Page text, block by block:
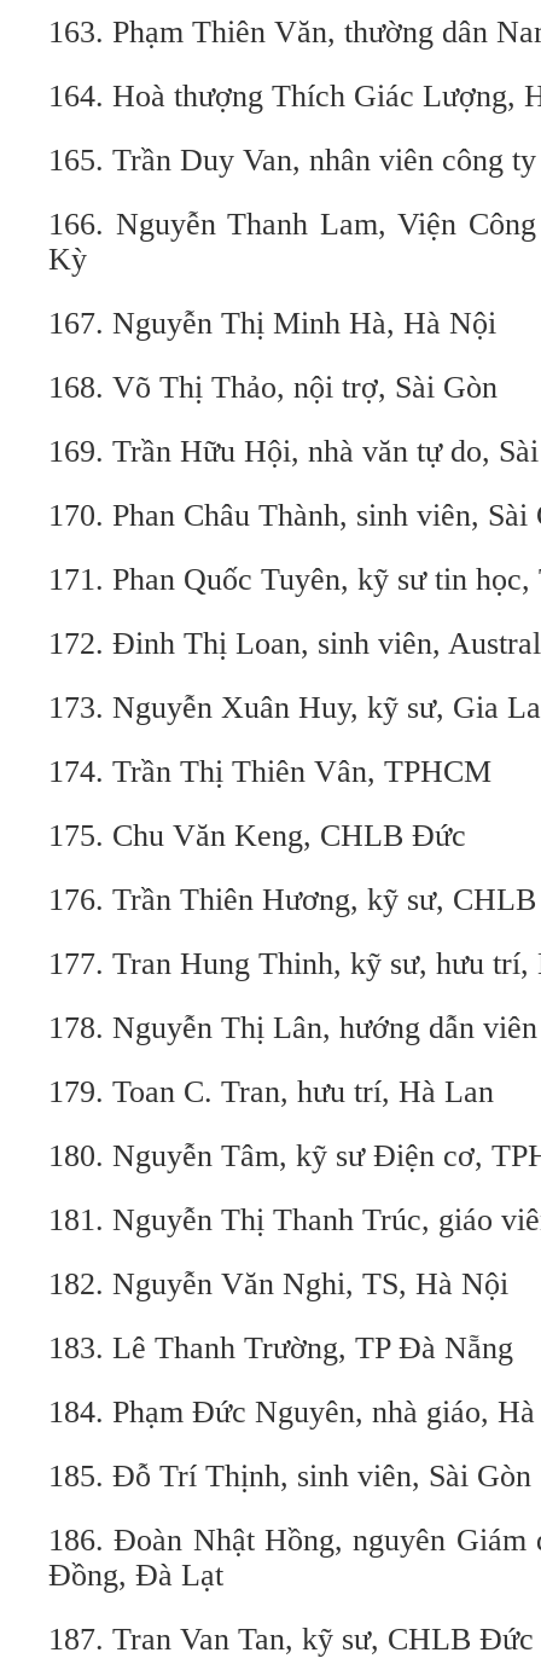
163. Phạm Thiên Văn, thường dân
164. Hoà thượng Thích Giác Lượng,
165. Trần Duy Van, nhân viên công
166. Nguyễn Thanh Lam, Viện
Kỳ
167. Nguyễn Thị Minh Hà, Hà Nội
168. Võ Thị Thảo, nội trợ, Sài Gòn
169. Trần Hữu Hội, nhà văn tự do,
170. Phan Châu Thành, sinh viên, Sài
171. Phan Quốc Tuyên, kỹ sư tin
172. Đinh Thị Loan, sinh viên,
173. Nguyễn Xuân Huy, kỹ sư, Gia
174. Trần Thị Thiên Vân, TPHCM
175. Chu Văn Keng, CHLB Đức
176. Trần Thiên Hương, kỹ sư,
177. Tran Hung Thinh, kỹ sư, hưu trí,
178. Nguyễn Thị Lân, hướng dẫn
179. Toan C. Tran, hưu trí, Hà Lan
180. Nguyễn Tâm, kỹ sư Điện cơ,
181. Nguyễn Thị Thanh Trúc, giáo
182. Nguyễn Văn Nghi, TS, Hà Nội
183. Lê Thanh Trường, TP Đà Nẵng
184. Phạm Đức Nguyên, nhà giáo,
185. Đỗ Trí Thịnh, sinh viên, Sài Gòn
186. Đoàn Nhật Hồng, nguyên Giám
Đồng, Đà Lạt
187. Tran Van Tan, kỹ sư, CHLB Đức